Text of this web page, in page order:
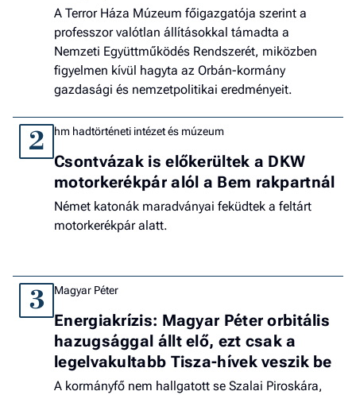
A Terror Háza Múzeum főigazgatója szerint a
professzor valótlan állításokkal támadta a
Nemzeti Együttműködés Rendszerét, miközben
figyelmen kívül hagyta az Orbán-kormány
gazdasági és nemzetpolitikai eredményeit.
2 hm hadtörténeti intézet és múzeum
Csontvázak is előkerültek a DKW
motorkerékpár alól a Bem rakpartnál
Német katonák maradványai feküdtek a feltárt
motorkerékpár alatt.
3 Magyar Péter
Energiakrízis: Magyar Péter orbitális
hazugsággal állt elő, ezt csak a
legelvakultabb Tisza-hívek veszik be
A kormányfő nem hallgatott se Szalai Piroskára,